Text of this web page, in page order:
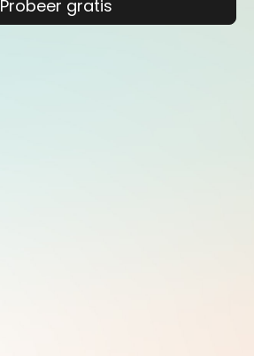
Probeer gratis